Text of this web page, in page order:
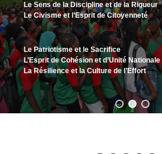
Le Sens de la Discipline et de la Rigueur
Le Civisme et l’Esprit de Citoyenneté
Le Patriotisme et le Sacrifice
L’Esprit de Cohésion et d’Unité Nationale
La Résilience et la Culture de l’Effort